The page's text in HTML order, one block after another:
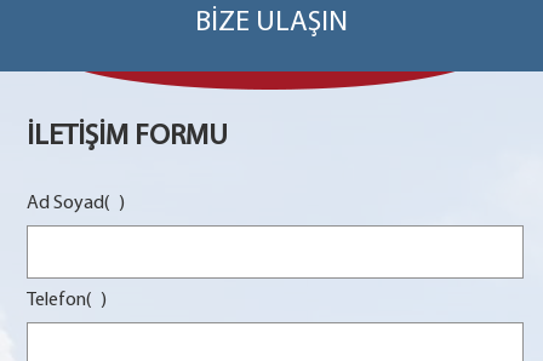
BİZE ULAŞIN
İLETİŞİM FORMU
Ad Soyad( )
Telefon( )